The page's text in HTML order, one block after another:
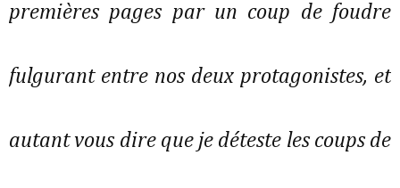
premières pages par un coup de foudre
fulgurant entre nos deux protagonistes, et
autant vous dire que je déteste les coups de